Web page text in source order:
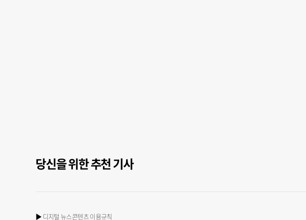
당신을 위한 추천 기사
▶ 디지털 뉴스콘텐츠 이용규칙